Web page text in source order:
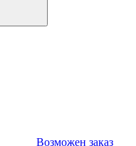
Возможен заказ